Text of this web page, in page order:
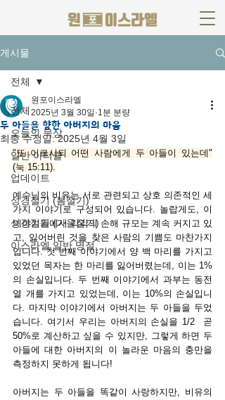
게시물
전체
오늘의 묵상
일반 아티클
업데이트
성경절기 (봄절기)
성경절기 (가을절기)
이스라엘 일반 명절
전체
두 아들을 향한 아버지의 마음
원포이스라엘
2025년 3월 30일 1분 분량
최종 수정일:2025년 4월 3일
"또 이르시되 어떤 사람에게 두 아들이 있는데"
(눅 15:11).
예수님의 비유는 서로 관련되고 상호 의존적인 세
가지 이야기로 구성되어 있습니다. 놀랍게도, 이
이야기들에서 각각의 손해 규모는 계속 커지고 있
고, 잃어버린 것을 찾은 사람의 기쁨도 마찬가지
입니다. 첫 번째 이야기에서 양 백 마리를 가지고
있었던 목자는 한 마리를 잃어버렸는데, 이는 1%
의 손실입니다. 두 번째 이야기에서 과부는 동전
열 개를 가지고 있었는데, 이는 10%의 손실입니
다. 마지막 이야기에서 아버지는 두 아들을 두었
습니다. 여기서 우리는 아버지의 손실을 1/2  곧
50%로 계산하고 싶을 수 있지만, 그렇게 하면 두
아들에 대한 아버지의 이 놀라운 마음의 충만을
측정하지 못하게 됩니다!
아버지는 두 아들을 똑같이 사랑하지만, 비유의